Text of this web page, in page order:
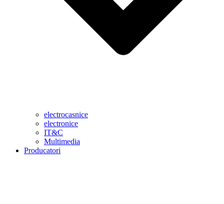
electrocasnice
electronice
IT&C
Multimedia
Producatori